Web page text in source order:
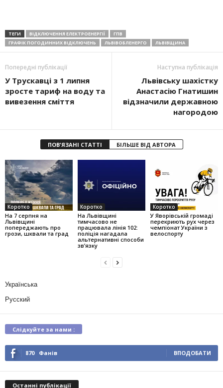
ТЕГИ ВІДКЛЮЧЕННЯ ЕЛЕКТРОЕНЕРГІЇ
ГПВ
ГРАФІК ПОГОДИННИХ ВІДКЛЮЧЕНЬ
ЛЬВІВОБЛЕНЕРГО ЛЬВІВЩИНА
Попередні публікації
У Трускавці з 1 липня
зросте тариф на воду та
вивезення сміття
Наступна публікація
Львівську шахістку
Анастасію Гнатишин
відзначили державною
нагородою
ПОВ'ЯЗАНІ СТАТТІ БІЛЬШЕ ВІД АВТОРА
Коротко
На 7 серпня на
Львівщині
попереджають про
грози, шквали та град
Коротко
На Львівщині
тимчасово не
працювала лінія 102:
поліція нагадала
альтернативні способи
зв’язку
Коротко
У Яворівській громаді
перекриють рух через
чемпіонат України з
велоспорту
Українська
Русский
Слідкуйте за нами :
870 Фанів ВПОДОБАТИ
Останні публікації